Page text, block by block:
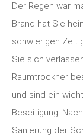
Der Regen war
Brand hat Sie
schwierigen Zeit
Sie sich
Raumtrockner
und sind ein
Beseitigung.
Sanierung der